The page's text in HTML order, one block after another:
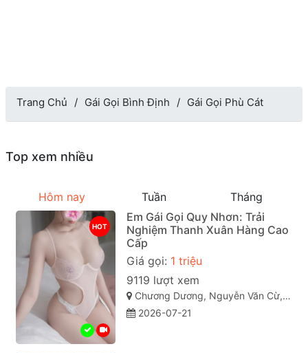
Trang Chủ Gái Gọi Bình Định Gái Gọi Phù Cát
Top xem nhiều
Hôm nay Tuần Tháng
HOT
Em Gái Gọi Quy Nhơn: Trải
Nghiệm Thanh Xuân Hàng Cao
Cấp
Giá gọi: 1 triệu
9119 lượt xem
Chương Dương, Nguyễn Văn Cừ, Quy Nhơn, Bình Định
2026-07-21